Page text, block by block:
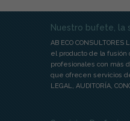
Nuestro bufete, la
AB ECO CONSULTORES
el producto de la fusión
profesionales con más
que ofrecen servicios de
LEGAL, AUDITORÍA,